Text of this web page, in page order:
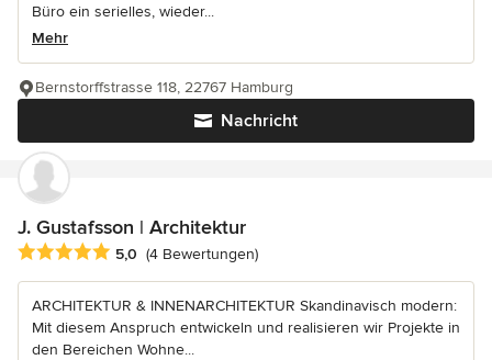
Büro ein serielles, wieder...
Mehr
Nachricht
Bernstorffstrasse 118, 22767 Hamburg
J. Gustafsson | Architektur
Durchschnittliche Bewertung: 5 von 5 Sternen
5,0 (4 Bewertungen)
ARCHITEKTUR & INNENARCHITEKTUR Skandinavisch modern:
Mit diesem Anspruch entwickeln und realisieren wir Projekte in
den Bereichen Wohne...